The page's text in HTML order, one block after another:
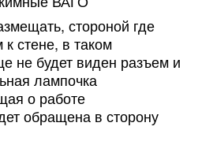
стороной где
к стене, в таком
не будет виден разъем и
лампочка
о работе
обращена в сторону